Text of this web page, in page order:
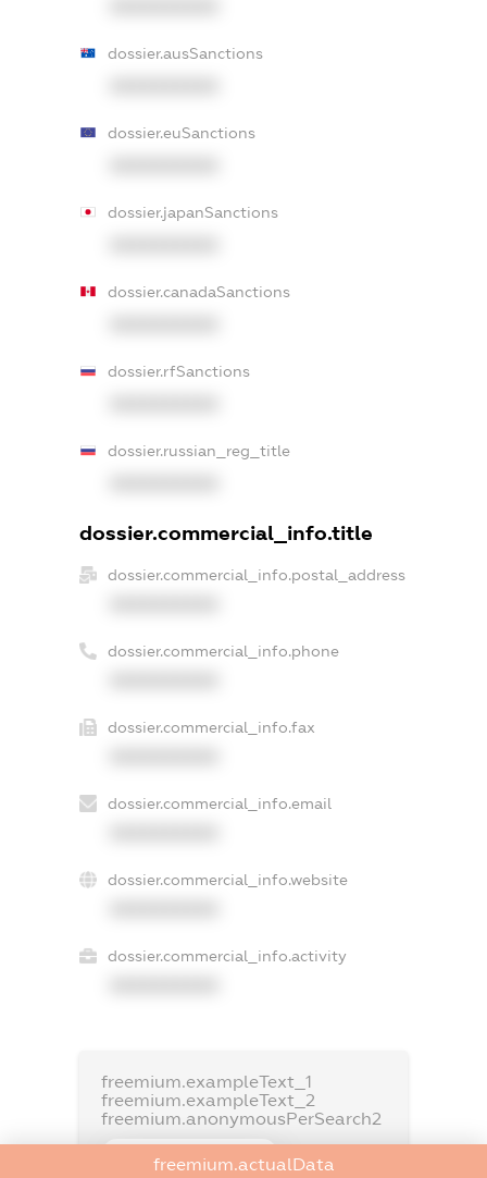
dossier.ausSanctions
dossier.euSanctions
dossier.japanSanctions
dossier.canadaSanctions
dossier.rfSanctions
dossier.russian_reg_title
dossier.commercial_info.title
dossier.commercial_info.postal_address
dossier.commercial_info.phone
dossier.commercial_info.fax
dossier.commercial_info.email
dossier.commercial_info.website
dossier.commercial_info.activity
freemium.exampleText_1
freemium.exampleText_2
freemium.anonymousPerSearch2
FREEMIUM.DETAILS
freemium.actualData